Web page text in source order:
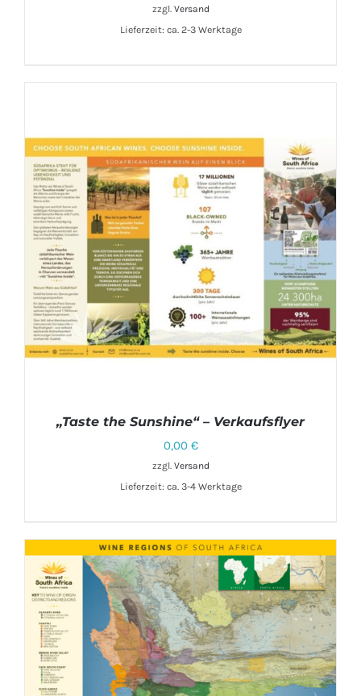
IN DEN WARENKORB DETAILS
zzgl. Versand
Lieferzeit: ca. 2-3 Werktage
IN DEN WARENKORB / DETAILS
„Taste the Sunshine“ – Verkaufsflyer
0,00 €
zzgl. Versand
Lieferzeit: ca. 3-4 Werktage